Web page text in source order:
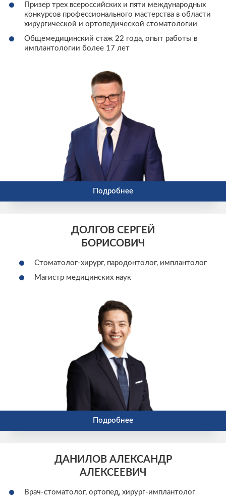
Призер трех всероссийских и пяти международных
конкурсов профессионального мастерства в области
хирургической и ортопедической стоматологии
Общемедицинский стаж 22 года, опыт работы в
имплантологии более 17 лет
Подробнее
ДОЛГОВ СЕРГЕЙ
БОРИСОВИЧ
Стоматолог-хирург, пародонтолог, имплантолог
Магистр медицинских наук
Подробнее
ДАНИЛОВ АЛЕКСАНДР
АЛЕКСЕЕВИЧ
Врач-стоматолог, ортопед, хирург-имплантолог